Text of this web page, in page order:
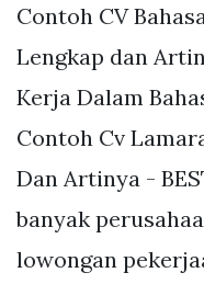
Contoh CV
Lengkap dan
Kerja Dalam
Contoh Cv
Dan Artinya -
banyak
lowongan